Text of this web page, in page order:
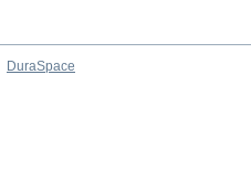
DuraSpace